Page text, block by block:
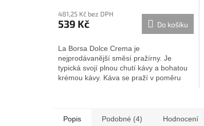
produktu
je
z
hvězdiček.
481,25 Kč bez DPH
539 Kč Do košíku
La Borsa Dolce Crema je
nejprodávanější směsí pražírny. Je
typická svojí plnou chutí kávy a bohatou
krémou kávy. Káva se praží v poměru
Popis Podobné (4) Hodnocení